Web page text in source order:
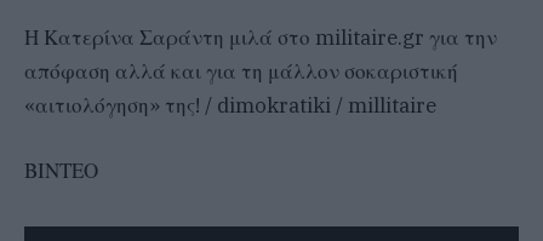
Η Κατερίνα Σαράντη μιλά στο militaire.gr για την
απόφαση αλλά και για τη μάλλον σοκαριστική
«αιτιολόγηση» της! / dimokratiki / millitaire
ΒΙΝΤΕΟ